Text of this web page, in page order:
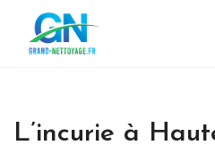
L’incurie à